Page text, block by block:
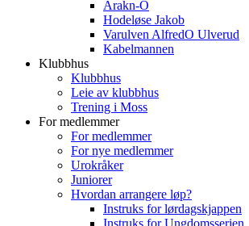
Arakn-O
Hodeløse Jakob
Varulven AlfredO Ulverud
Kabelmannen
Klubbhus
Klubbhus
Leie av klubbhus
Trening i Moss
For medlemmer
For medlemmer
For nye medlemmer
Urokråker
Juniorer
Hvordan arrangere løp?
Instruks for lørdagskjappen
Instruks for Ungdomsserien